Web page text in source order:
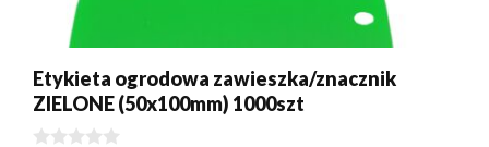
Etykieta ogrodowa zawieszka/znacznik
ZIELONE (50x100mm) 1000szt